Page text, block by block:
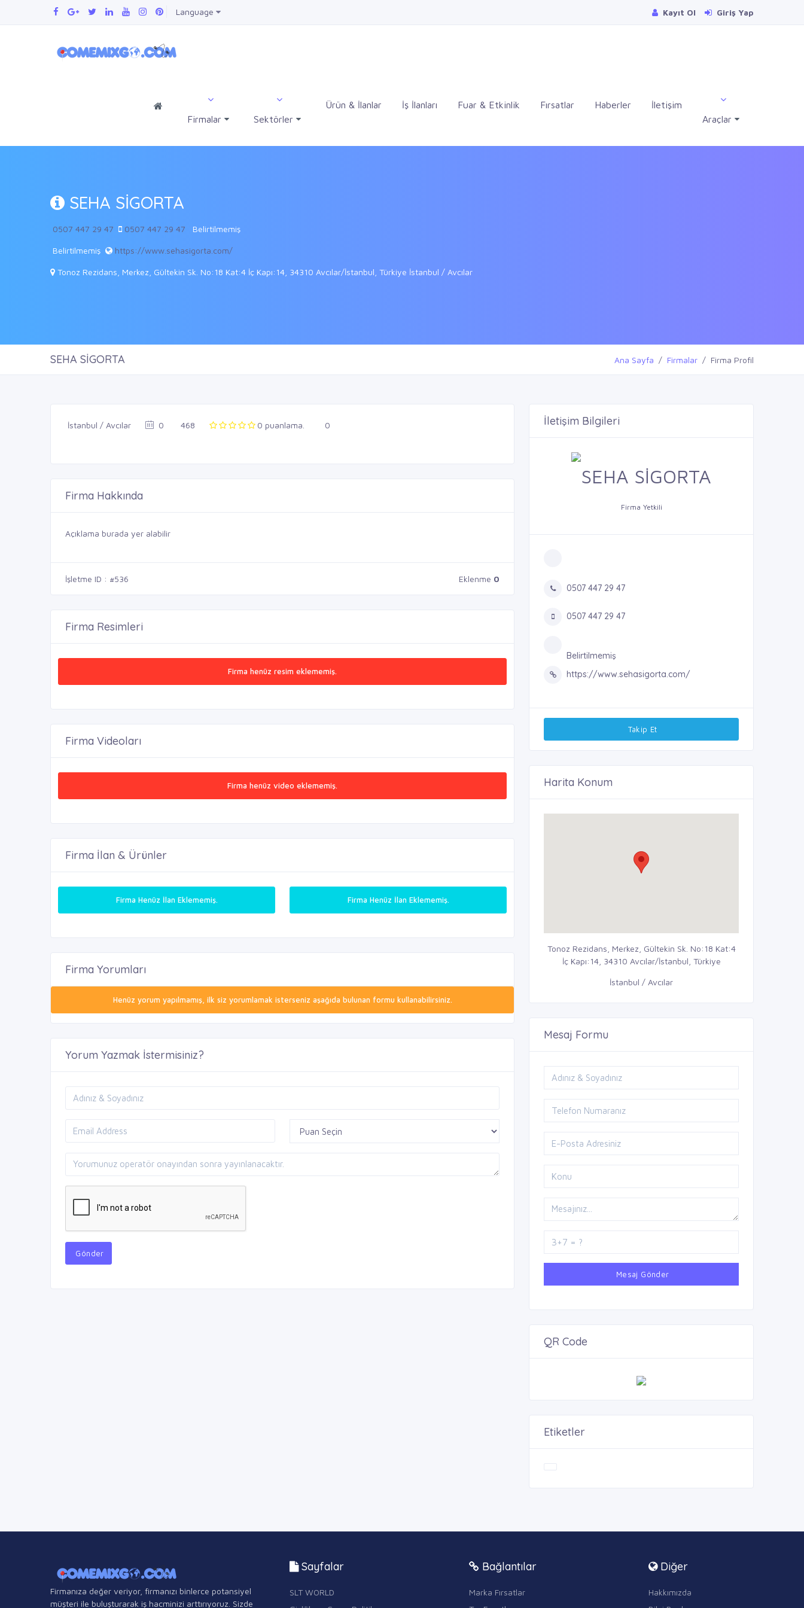
Language Kayıt Ol Giriş Yap
Firmalar Sektörler
Ürün & İlanlar İş İlanları Fuar & Etkinlik Fırsatlar Haberler
İletişim
Araçlar
SEHA SİGORTA
0507 447 29 47 0507 447 29 47 Belirtilmemiş
Belirtilmemiş https://www.sehasigorta.com/
Tonoz Rezidans, Merkez, Gültekin Sk. No:18 Kat:4 İç Kapı:14, 34310 Avcılar/İstanbul, Türkiye İstanbul / Avcılar
SEHA SİGORTA Ana Sayfa Firmalar Firma Profil
İstanbul / Avcılar 0 468 0 puanlama. 0
Firma Hakkında
Açıklama burada yer alabilir
İşletme ID : #536 Eklenme 0
Firma Resimleri
Firma henüz resim eklememiş.
Firma Videoları
Firma henüz video eklememiş.
Firma İlan & Ürünler
Firma Henüz İlan Eklememiş. Firma Henüz İlan Eklememiş.
Firma Yorumları
Henüz yorum yapılmamış, ilk siz yorumlamak isterseniz aşağıda bulunan formu kullanabilirsiniz.
Yorum Yazmak İstermisiniz?
Gönder
İletişim Bilgileri
Firma Yetkili
0507 447 29 47
0507 447 29 47
Belirtilmemiş
https://www.sehasigorta.com/
Takip Et
Harita Konum
Tonoz Rezidans, Merkez, Gültekin Sk. No:18 Kat:4
İç Kapı:14, 34310 Avcılar/İstanbul, Türkiye
İstanbul / Avcılar
Mesaj Formu
Mesaj Gönder
QR Code
Etiketler
Firmanıza değer veriyor, firmanızı binlerce potansiyel
müşteri ile buluşturarak iş hacminizi arttırıyoruz. Sizde
Sayfalar
SLT WORLD
Bağlantılar
Marka Fırsatlar
Diğer
Hakkımızda